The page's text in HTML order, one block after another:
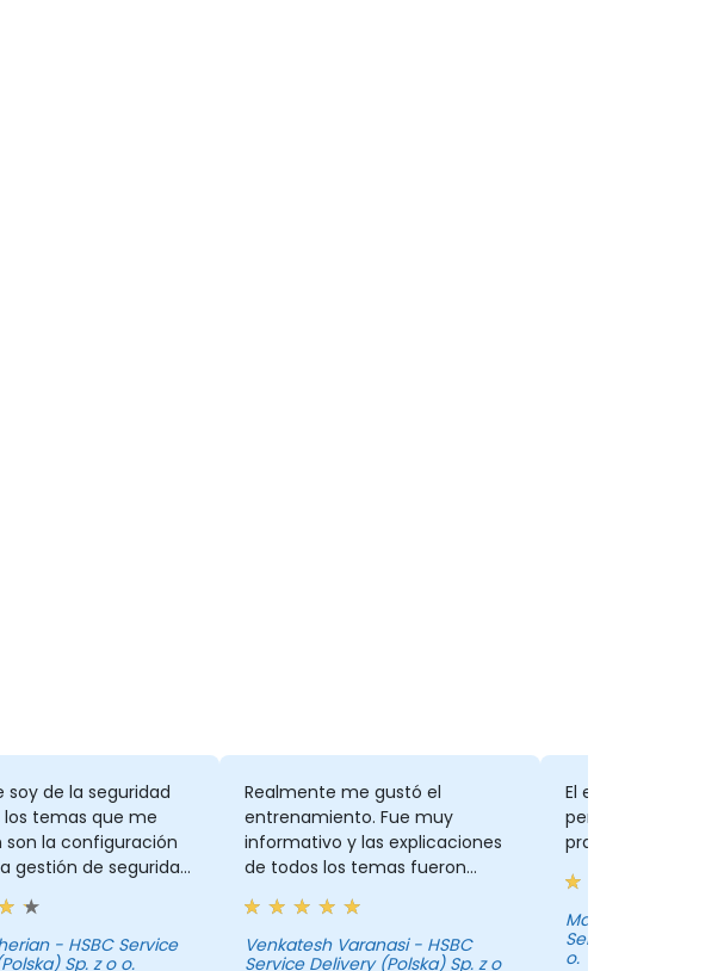
soy de la seguridad
los temas que me
son la configuración
gestión de seguridad.
antes, 16
suficientes para
los temas, pero el
- HSBC Service
Sp. z o o.
Realmente me gustó el
entrenamiento. Fue muy
informativo y las explicaciones
de todos los temas fueron
claras durante todo el curso.
Venkatesh Varanasi - HSBC
Service Delivery (Polska) Sp. z o
El entrenamiento
pero requiere
practicar y realizar
Manu Megaravalli
Service Delivery
o.